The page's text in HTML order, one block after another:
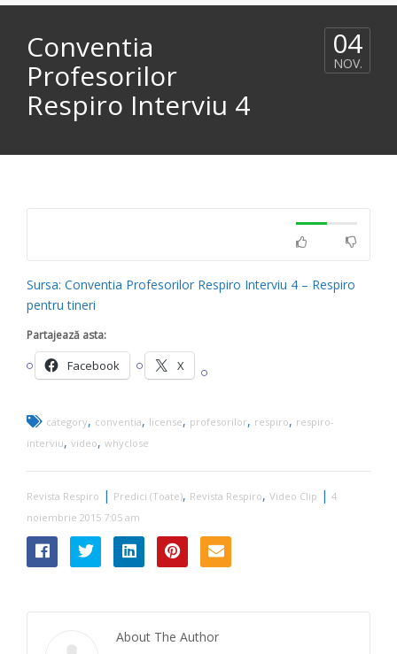
Conventia
Profesorilor
Respiro Interviu 4
04
NOV.
Sursa: Conventia Profesorilor Respiro Interviu 4 – Respiro
pentru tineri
Partajează asta:
Facebook X
category, conventia, license, profesorilor, respiro, respiro-
interviu, video, whyclose
Revista Respiro | Predici (Toate), Revista Respiro, Video Clip | 4
noiembrie 2015 7:05 am
About The Author